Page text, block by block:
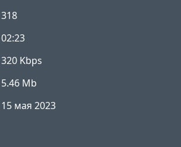
318
02:23
320 Kbps
5.46 Mb
15 мая 2023